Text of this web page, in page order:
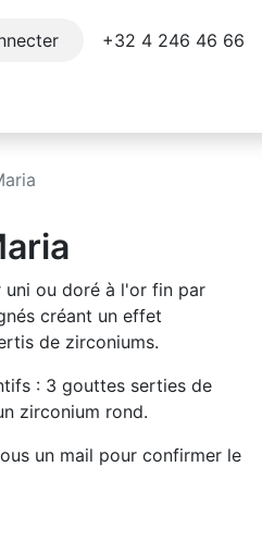
+32 4 246 46 66​
uni ou doré à l'or fin par
créant un effet
de zirconiums.
: 3 gouttes serties de
zirconium rond.
un mail pour confirmer le